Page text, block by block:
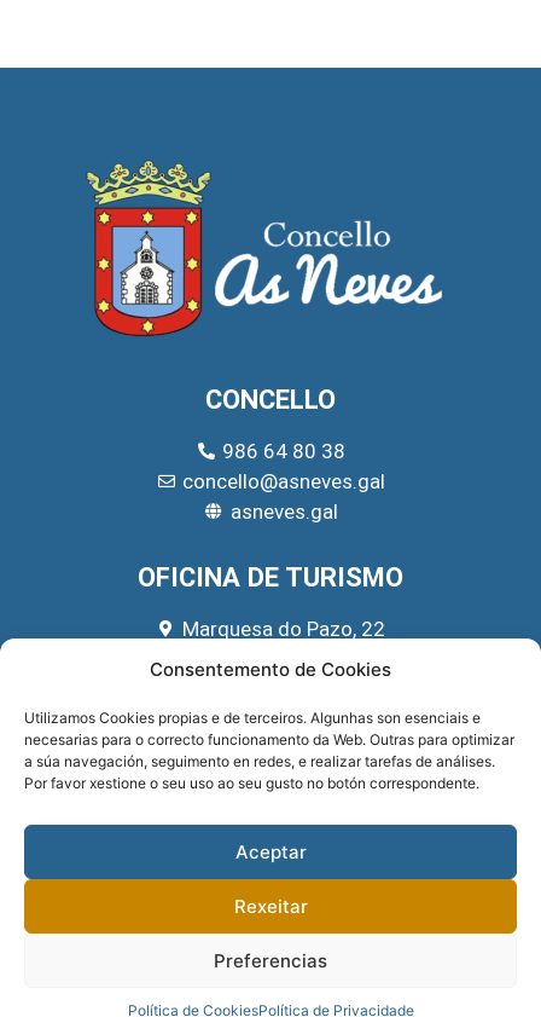
Consentemento de Cookies
Utilizamos Cookies propias e de terceiros. Algunhas son esenciais e
necesarias para o correcto funcionamento da Web. Outras para optimizar
a súa navegación, seguimento en redes, e realizar tarefas de análises.
Por favor xestione o seu uso ao seu gusto no botón correspondente.
Aceptar
Rexeitar
Preferencias
Política de CookiesPolítica de Privacidade
CONCELLO
986 64 80 38
concello@asneves.gal
asneves.gal
OFICINA DE TURISMO
Marquesa do Pazo, 22
666 39 45 65
REDES SOCIAIS
DEPUTACIÓN DE PONTEVEDRA .PRIVACIDADE